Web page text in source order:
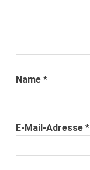
Name*
E-Mail-Adresse*